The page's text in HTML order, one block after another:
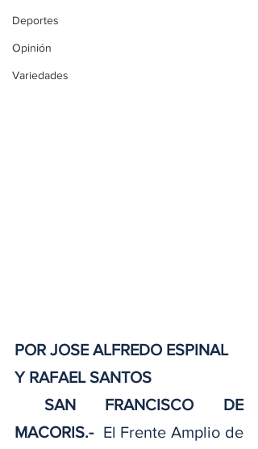
Deportes
Opinión
Variedades
POR JOSE ALFREDO ESPINAL
Y RAFAEL SANTOS
SAN FRANCISCO DE
MACORIS.- El Frente Amplio de